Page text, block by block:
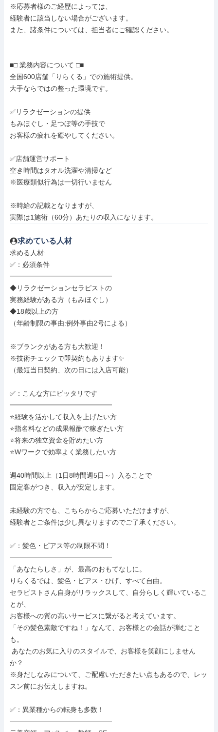
※応募者様のご経歴によっては、
経験者に該当しない場合がございます。
また、諸条件については、担当者にご確認ください。
■□ 業務内容について □■
全国600店舗「りらくる」での施術提供。
大手ならではの整った環境です。
✅リラクゼーションの提供
もみほぐし・足つぼ等の手技で
お客様の疲れを癒やしてください。
✅店舗運営サポート
空き時間はタオル洗濯や清掃など
※医療類似行為は一切行いません
※時給の記載となりますが、
実際は1施術（60分）あたりの収入になります。
求めている人材
求める人材:
✅：必須条件
━━━━━━━━━━━━━━━
◆リラクゼーションセラピストの
実務経験がある方（もみほぐし）
◆18歳以上の方
（年齢制限の事由:例外事由2号による）
※ブランクがある方も大歓迎！
※技術チェックで即契約もあります✨
（最短当日契約、次の日には入店可能）
✅：こんな方にピッタリです
━━━━━━━━━━━━━━━
⭐経験を活かして収入を上げたい方
⭐指名料などの成果報酬で稼ぎたい方
⭐将来の独立資金を貯めたい方
⭐Wワークで効率よく業務したい方
週40時間以上（1日8時間週5日～）入ることで
固定客がつき、収入が安定します。
未経験の方でも、こちらからご応募いただけますが、
経験者とご条件は少し異なりますのでご了承ください。
✅：髪色・ピアス等の制限不問！
━━━━━━━━━━━━━━━
「あなたらしさ」が、最高のおもてなしに。
りらくるでは、髪色・ピアス・ひげ、すべて自由。
セラピストさん自身がリラックスして、自分らしく輝いているこ
とが、
お客様への質の高いサービスに繋がると考えています。
「その髪色素敵ですね！」なんて、お客様との会話が弾むこと
も。
あなたのお気に入りのスタイルで、お客様を笑顔にしません
か？
※身だしなみについて、ご配慮いただきたい点もあるので、レッ
スン前にお伝えしますね。
✅：異業種からの転身も多数！
━━━━━━━━━━━━━━━